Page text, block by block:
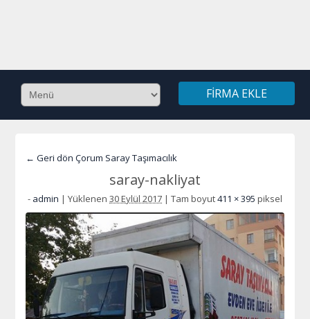
FIRMA EKLE
← Geri dön Çorum Saray Taşımacılık
saray-nakliyat
- admin | Yüklenen 30 Eylül 2017 | Tam boyut411 × 395 piksel